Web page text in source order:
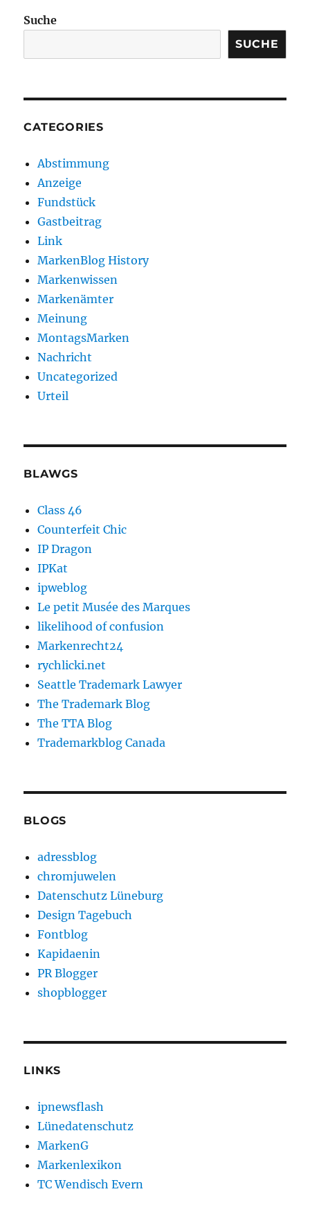
Suche
SUCHE
CATEGORIES
Abstimmung
Anzeige
Fundstück
Gastbeitrag
Link
MarkenBlog History
Markenwissen
Markenämter
Meinung
MontagsMarken
Nachricht
Uncategorized
Urteil
BLAWGS
Class 46
Counterfeit Chic
IP Dragon
IPKat
ipweblog
Le petit Musée des Marques
likelihood of confusion
Markenrecht24
rychlicki.net
Seattle Trademark Lawyer
The Trademark Blog
The TTA Blog
Trademarkblog Canada
BLOGS
adressblog
chromjuwelen
Datenschutz Lüneburg
Design Tagebuch
Fontblog
Kapidaenin
PR Blogger
shopblogger
LINKS
ipnewsflash
Lünedatenschutz
MarkenG
Markenlexikon
TC Wendisch Evern